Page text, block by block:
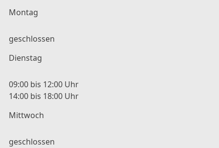
Montag
geschlossen
Dienstag
09:00 bis 12:00 Uhr
14:00 bis 18:00 Uhr
Mittwoch
geschlossen